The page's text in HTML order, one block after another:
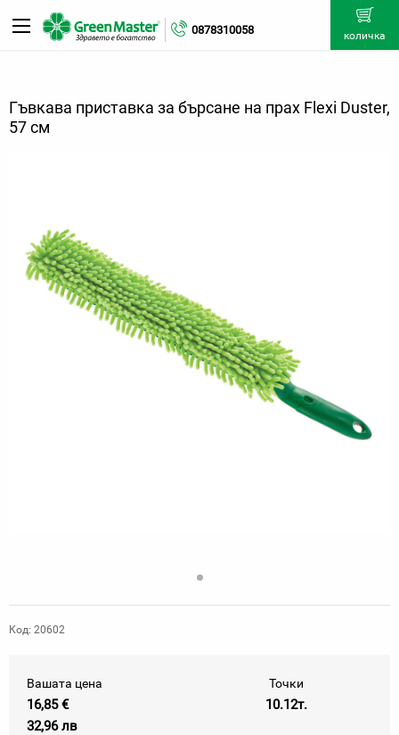
0878310058 количка
Гъвкава приставка за бърсане на прах Flexi Duster,
57 см
Код: 20602
Вашата цена
16,85 €
32,96 лв
Точки
10.12т.